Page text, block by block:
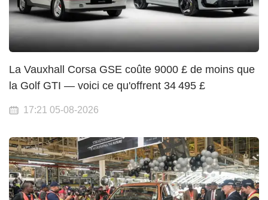
La Vauxhall Corsa GSE coûte 9000 £ de moins que
la Golf GTI — voici ce qu'offrent 34 495 £
17:21 05-08-2026